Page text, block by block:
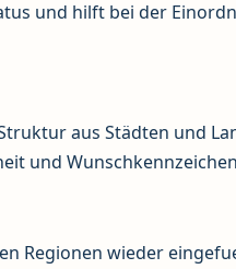
und hilft bei der
aus Städten und
und
Regionen wieder